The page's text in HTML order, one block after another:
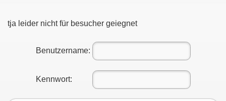
tja leider nicht für besucher geiegnet
Benutzername:
Kennwort: